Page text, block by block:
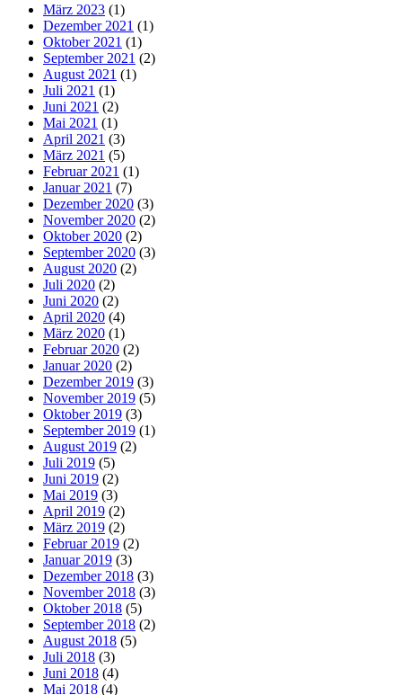
März 2023 (1)
Dezember 2021 (1)
Oktober 2021 (1)
September 2021 (2)
August 2021 (1)
Juli 2021 (1)
Juni 2021 (2)
Mai 2021 (1)
April 2021 (3)
März 2021 (5)
Februar 2021 (1)
Januar 2021 (7)
Dezember 2020 (3)
November 2020 (2)
Oktober 2020 (2)
September 2020 (3)
August 2020 (2)
Juli 2020 (2)
Juni 2020 (2)
April 2020 (4)
März 2020 (1)
Februar 2020 (2)
Januar 2020 (2)
Dezember 2019 (3)
November 2019 (5)
Oktober 2019 (3)
September 2019 (1)
August 2019 (2)
Juli 2019 (5)
Juni 2019 (2)
Mai 2019 (3)
April 2019 (2)
März 2019 (2)
Februar 2019 (2)
Januar 2019 (3)
Dezember 2018 (3)
November 2018 (3)
Oktober 2018 (5)
September 2018 (2)
August 2018 (5)
Juli 2018 (3)
Juni 2018 (4)
Mai 2018 (4)